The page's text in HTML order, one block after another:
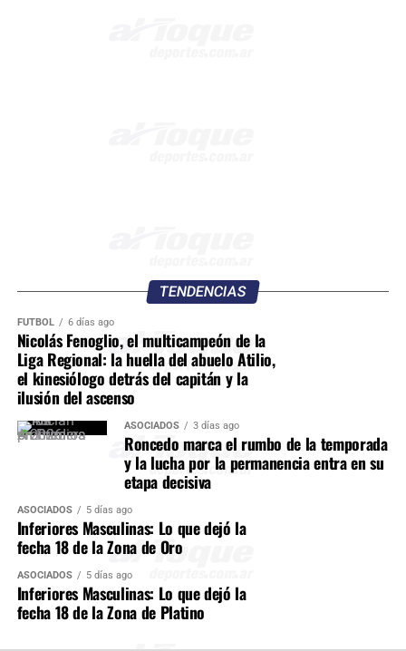
TENDENCIAS
FÚTBOL 6 días ago
Nicolás Fenoglio, el multicampeón de la
Liga Regional: la huella del abuelo Atilio,
el kinesiólogo detrás del capitán y la
ilusión del ascenso
ASOCIADOS 3 días ago
Roncedo marca el rumbo de la temporada
y la lucha por la permanencia entra en su
etapa decisiva
ASOCIADOS 5 días ago
Inferiores Masculinas: Lo que dejó la
fecha 18 de la Zona de Oro
ASOCIADOS 5 días ago
Inferiores Masculinas: Lo que dejó la
fecha 18 de la Zona de Platino